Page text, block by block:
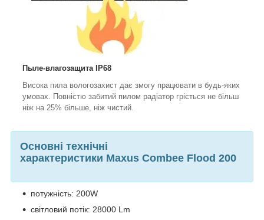
Пыле-влагозащита IP68
Висока пила вологозахист дає змогу працювати в будь-яких
умовах. Повністю забитий пилом радіатор гріється не більш
ніж на 25% більше, ніж чистий.
Основні технічні
характеристики Maxus Combee Flood 200
потужність: 200W
світловий потік: 28000 Lm